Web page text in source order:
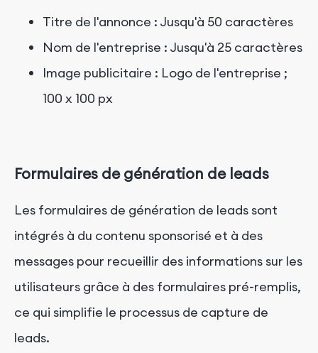
Titre de l'annonce : Jusqu'à 50 caractères
Nom de l'entreprise : Jusqu'à 25 caractères
Image publicitaire : Logo de l'entreprise ;
100 x 100 px
Formulaires de génération de leads
Les formulaires de génération de leads sont
intégrés à du contenu sponsorisé et à des
messages pour recueillir des informations sur les
utilisateurs grâce à des formulaires pré-remplis,
ce qui simplifie le processus de capture de
leads.